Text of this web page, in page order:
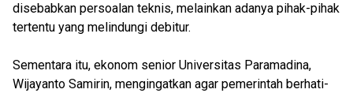
disebabkan persoalan teknis, melainkan adanya pihak-pihak
tertentu yang melindungi debitur.
Sementara itu, ekonom senior Universitas Paramadina,
Wijayanto Samirin, mengingatkan agar pemerintah berhati-